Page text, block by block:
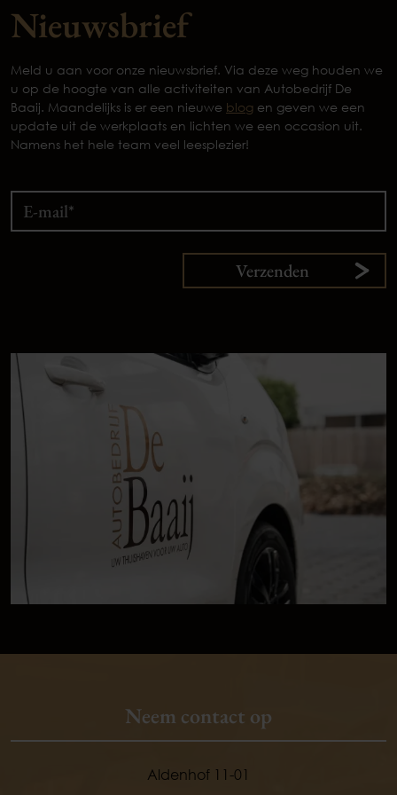
Nieuwsbrief
Meld u aan voor onze nieuwsbrief. Via deze weg houden we
u op de hoogte van alle activiteiten van Autobedrijf De
Baaij. Maandelijks is er een nieuwe blog en geven we een
update uit de werkplaats en lichten we een occasion uit.
Namens het hele team veel leesplezier!
Verzenden
Neem contact op
Aldenhof 11-01